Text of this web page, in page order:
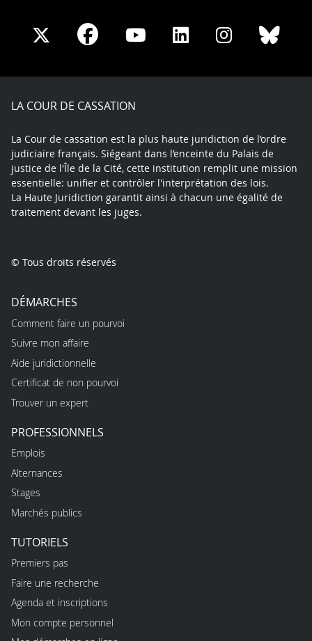
Share
X
Share
Facebook
Share
Youtube
Share
LinkedIn
Share
Instagram
LA COUR DE CASSATION
La Cour de cassation est la plus haute juridiction de l’ordre
judiciaire français. Siégeant dans l’enceinte du Palais de
justice de l'Île de la Cité, cette institution remplit une mission
essentielle: unifier et contrôler l'interprétation des lois.
La Haute Juridiction garantit ainsi à chacun une égalité de
traitement devant les juges.
© Tous droits réservés
DÉMARCHES
Comment faire un pourvoi
Suivre mon affaire
Aide juridictionnelle
Certificat de non pourvoi
Trouver un expert
PROFESSIONNELS
Emplois
Alternances
Stages
Marchés publics
TUTORIELS
Premiers pas
Faire une recherche
Agenda et inscriptions
Mon compte personnel